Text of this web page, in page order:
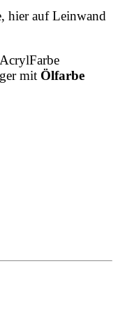
hier auf Leinwand
mit Ölfarbe